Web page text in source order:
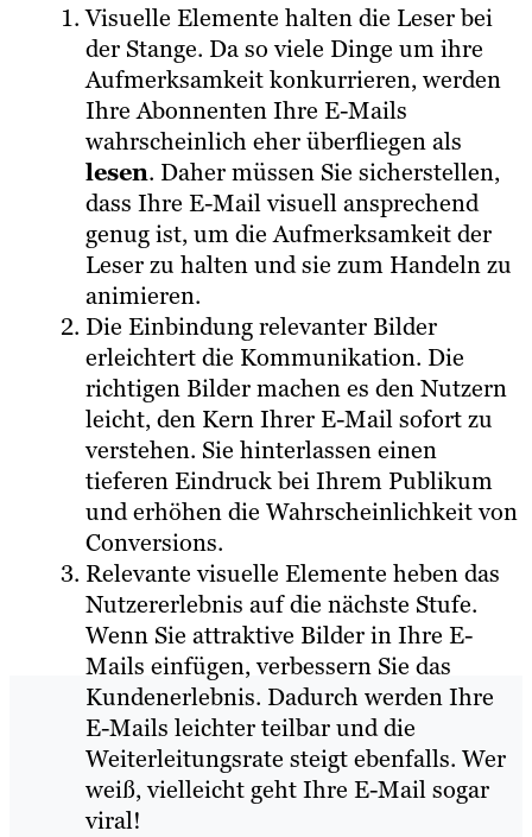
Visuelle Elemente halten die Leser bei
der Stange. Da so viele Dinge um ihre
Aufmerksamkeit konkurrieren, werden
Ihre Abonnenten Ihre E-Mails
wahrscheinlich eher überfliegen als
lesen. Daher müssen Sie sicherstellen,
dass Ihre E-Mail visuell ansprechend
genug ist, um die Aufmerksamkeit der
Leser zu halten und sie zum Handeln zu
animieren.
Die Einbindung relevanter Bilder
erleichtert die Kommunikation. Die
richtigen Bilder machen es den Nutzern
leicht, den Kern Ihrer E-Mail sofort zu
verstehen. Sie hinterlassen einen
tieferen Eindruck bei Ihrem Publikum
und erhöhen die Wahrscheinlichkeit von
Conversions.
Relevante visuelle Elemente heben das
Nutzererlebnis auf die nächste Stufe.
Wenn Sie attraktive Bilder in Ihre E-
Mails einfügen, verbessern Sie das
Kundenerlebnis. Dadurch werden Ihre
E-Mails leichter teilbar und die
Weiterleitungsrate steigt ebenfalls. Wer
weiß, vielleicht geht Ihre E-Mail sogar
viral!